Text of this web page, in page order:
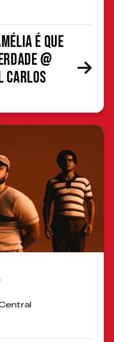
é que
@
Carlos